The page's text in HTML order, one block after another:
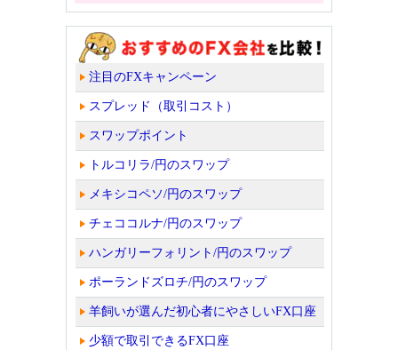
注目のFXキャンペーン
スプレッド（取引コスト）
スワップポイント
トルコリラ/円のスワップ
メキシコペソ/円のスワップ
チェココルナ/円のスワップ
ハンガリーフォリント/円のスワップ
ポーランドズロチ/円のスワップ
羊飼いが選んだ初心者にやさしいFX口座
少額で取引できるFX口座